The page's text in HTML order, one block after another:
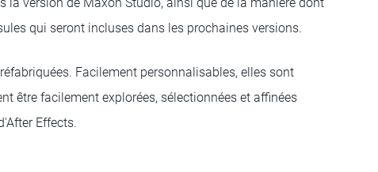
qui seront incluses dans les prochaines versions.
Facilement personnalisables, elles sont
être facilement explorées, sélectionnées et affinées
Effects.